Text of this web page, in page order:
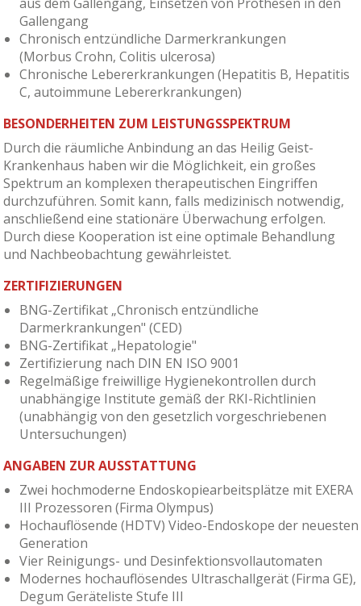
Gallengang
Chronisch entzündliche Darmerkrankungen
(Morbus Crohn, Colitis ulcerosa)
Chronische Lebererkrankungen (Hepatitis B, Hepatitis
C, autoimmune Lebererkrankungen)
BESONDERHEITEN ZUM LEISTUNGSSPEKTRUM
Durch die räumliche Anbindung an das Heilig Geist-
Krankenhaus haben wir die Möglichkeit, ein großes
Spektrum an komplexen therapeutischen Eingriffen
durchzuführen. Somit kann, falls medizinisch notwendig,
anschließend eine stationäre Überwachung erfolgen.
Durch diese Kooperation ist eine optimale Behandlung
und Nachbeobachtung gewährleistet.
ZERTIFIZIERUNGEN
BNG-Zertifikat „Chronisch entzündliche
Darmerkrankungen" (CED)
BNG-Zertifikat „Hepatologie"
Zertifizierung nach DIN EN ISO 9001
Regelmäßige freiwillige Hygienekontrollen durch
unabhängige Institute gemäß der RKI-Richtlinien
(unabhängig von den gesetzlich vorgeschriebenen
Untersuchungen)
ANGABEN ZUR AUSSTATTUNG
Zwei hochmoderne Endoskopiearbeitsplätze mit EXERA
III Prozessoren (Firma Olympus)
Hochauflösende (HDTV) Video-Endoskope der neuesten
Generation
Vier Reinigungs- und Desinfektionsvollautomaten
Modernes hochauflösendes Ultraschallgerät (Firma GE),
Degum Geräteliste Stufe III